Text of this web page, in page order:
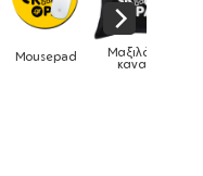
Ρολόγια Βρεφικά